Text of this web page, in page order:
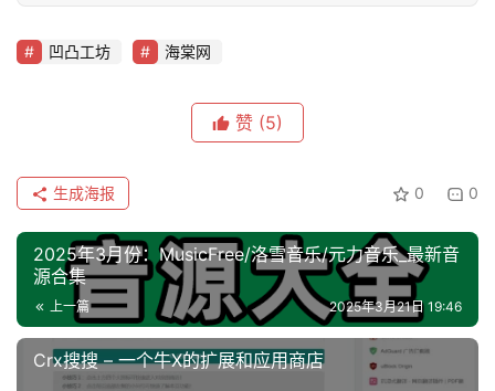
凹凸工坊 海棠网
赞 (5)
0 0
生成海报
2025年3月份：MusicFree/洛雪音乐/元力音乐_最新音
源合集
上一篇 2025年3月21日 19:46
Crx搜搜 – 一个牛X的扩展和应用商店